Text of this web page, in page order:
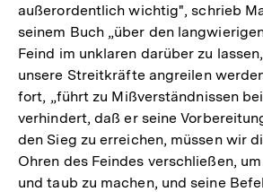
außerordentlich wichtig", schrieb
seinem Buch „über den
Feind im unklaren darüber zu
unsere Streitkräfte angreilen
fort, „führt zu Mißverständnissen
verhindert, daß er seine
den Sieg zu erreichen, müssen wir
Ohren des Feindes verschließen,
und taub zu machen, und seine